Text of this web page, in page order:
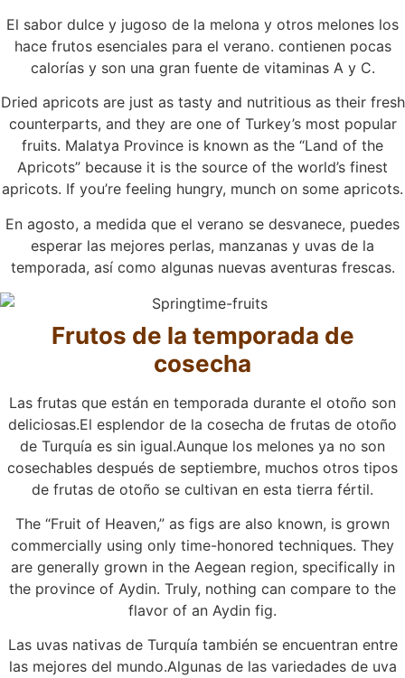
El sabor dulce y jugoso de la melona y otros melones los
hace frutos esenciales para el verano. contienen pocas
calorías y son una gran fuente de vitaminas A y C.
Dried apricots are just as tasty and nutritious as their fresh
counterparts, and they are one of Turkey’s most popular
fruits. Malatya Province is known as the “Land of the
Apricots” because it is the source of the world’s finest
apricots. If you’re feeling hungry, munch on some apricots.
En agosto, a medida que el verano se desvanece, puedes
esperar las mejores perlas, manzanas y uvas de la
temporada, así como algunas nuevas aventuras frescas.
Frutos de la temporada de
cosecha
Las frutas que están en temporada durante el otoño son
deliciosas.El esplendor de la cosecha de frutas de otoño
de Turquía es sin igual.Aunque los melones ya no son
cosechables después de septiembre, muchos otros tipos
de frutas de otoño se cultivan en esta tierra fértil.
The “Fruit of Heaven,” as figs are also known, is grown
commercially using only time-honored techniques. They
are generally grown in the Aegean region, specifically in
the province of Aydin. Truly, nothing can compare to the
flavor of an Aydin fig.
Las uvas nativas de Turquía también se encuentran entre
las mejores del mundo.Algunas de las variedades de uva